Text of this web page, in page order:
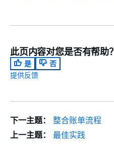
此页内容对您是否有帮助？
是
否
提供反馈
下一主题：
整合账单流程
上一主题：
最佳实践